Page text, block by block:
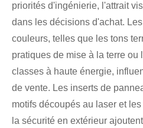
priorités d'ingénierie, l'attrait
dans les décisions d'achat.
couleurs, telles que les tons
pratiques de mise à la terre ou
classes à haute énergie,
de vente. Les inserts de
motifs découpés au laser et
la sécurité en extérieur